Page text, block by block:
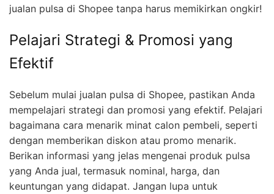
jualan pulsa di Shopee tanpa harus memikirkan ongkir!
Pelajari Strategi & Promosi yang
Efektif
Sebelum mulai jualan pulsa di Shopee, pastikan Anda
mempelajari strategi dan promosi yang efektif. Pelajari
bagaimana cara menarik minat calon pembeli, seperti
dengan memberikan diskon atau promo menarik.
Berikan informasi yang jelas mengenai produk pulsa
yang Anda jual, termasuk nominal, harga, dan
keuntungan yang didapat. Jangan lupa untuk